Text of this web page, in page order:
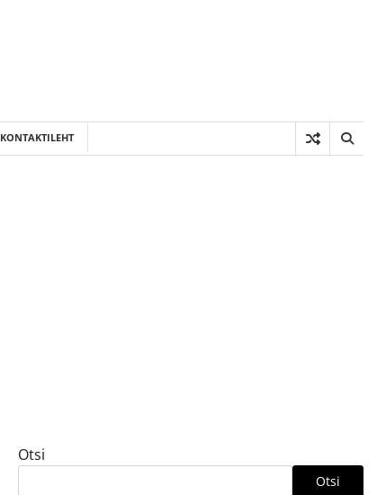
KONTAKTILEHT
Otsi
Otsi